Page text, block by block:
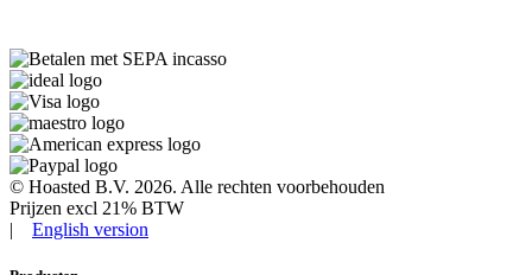
© Hoasted B.V. 2026. Alle rechten voorbehouden
Prijzen excl 21% BTW​
| English version